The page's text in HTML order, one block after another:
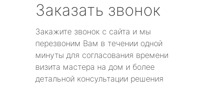
Заказать звонок
Закажите звонок с сайта и мы
перезвоним Вам в течении одной
минуты для согласования времени
визита мастера на дом и более
детальной консультации решения